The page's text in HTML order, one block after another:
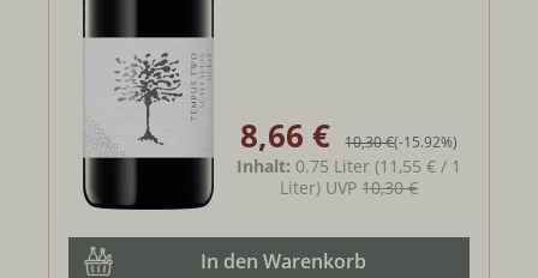
Verkaufspreis:
8,66 € Regulärer Preis:
10,30 €(-15.92%)
Inhalt: 0.75 Liter(11,55 € / 1
Liter) UVP10,30 €
In den Warenkorb